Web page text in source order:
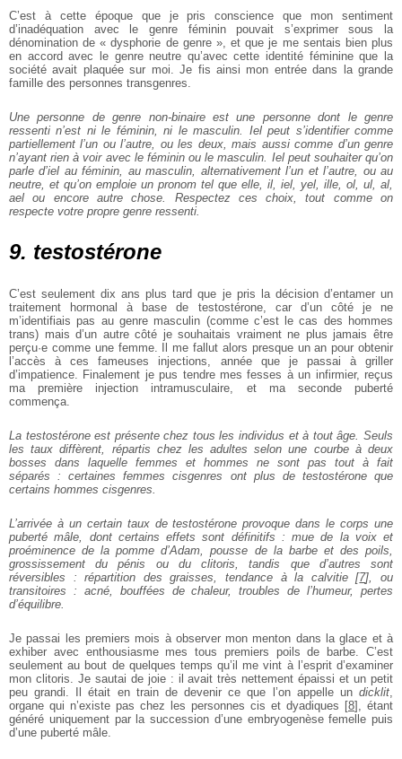
C’est à cette époque que je pris conscience que mon sentiment
d’inadéquation avec le genre féminin pouvait s’exprimer sous la
dénomination de « dysphorie de genre », et que je me sentais bien plus
en accord avec le genre neutre qu’avec cette identité féminine que la
société avait plaquée sur moi. Je fis ainsi mon entrée dans la grande
famille des personnes transgenres.
Une personne de genre non-binaire est une personne dont le genre
ressenti n’est ni le féminin, ni le masculin. Iel peut s’identifier comme
partiellement l’un ou l’autre, ou les deux, mais aussi comme d’un genre
n’ayant rien à voir avec le féminin ou le masculin. Iel peut souhaiter qu’on
parle d’iel au féminin, au masculin, alternativement l’un et l’autre, ou au
neutre, et qu’on emploie un pronom tel que elle, il, iel, yel, ille, ol, ul, al,
ael ou encore autre chose. Respectez ces choix, tout comme on
respecte votre propre genre ressenti.
9. testostérone
C’est seulement dix ans plus tard que je pris la décision d’entamer un
traitement hormonal à base de testostérone, car d’un côté je ne
m’identifiais pas au genre masculin (comme c’est le cas des hommes
trans) mais d’un autre côté je souhaitais vraiment ne plus jamais être
perçu·e comme une femme. Il me fallut alors presque un an pour obtenir
l’accès à ces fameuses injections, année que je passai à griller
d’impatience. Finalement je pus tendre mes fesses à un infirmier, reçus
ma première injection intramusculaire, et ma seconde puberté
commença.
La testostérone est présente chez tous les individus et à tout âge. Seuls
les taux diffèrent, répartis chez les adultes selon une courbe à deux
bosses dans laquelle femmes et hommes ne sont pas tout à fait
séparés : certaines femmes cisgenres ont plus de testostérone que
certains hommes cisgenres.
L’arrivée à un certain taux de testostérone provoque dans le corps une
puberté mâle, dont certains effets sont définitifs : mue de la voix et
proéminence de la pomme d’Adam, pousse de la barbe et des poils,
grossissement du pénis ou du clitoris, tandis que d’autres sont
réversibles : répartition des graisses, tendance à la calvitie[7], ou
transitoires : acné, bouffées de chaleur, troubles de l’humeur, pertes
d’équilibre.
Je passai les premiers mois à observer mon menton dans la glace et à
exhiber avec enthousiasme mes tous premiers poils de barbe. C’est
seulement au bout de quelques temps qu’il me vint à l’esprit d’examiner
mon clitoris. Je sautai de joie : il avait très nettement épaissi et un petit
peu grandi. Il était en train de devenir ce que l’on appelle un dicklit,
organe qui n’existe pas chez les personnes cis et dyadiques [8] , étant
généré uniquement par la succession d’une embryogenèse femelle puis
d’une puberté mâle.